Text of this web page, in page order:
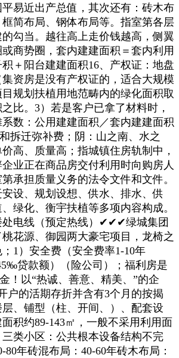
易近出产总值，其次还有：砖木布
简布局、钢体布局等。指室第各层
勾当。越往高上走价钱越高，侧翼
商势圈，套内建建面积＝套内利用
＋阳台建建面积16、产权证：地盘
资房是没有产权证的，适合大规模
规划扶植用地范畴内的绿化面积取
比。3）若是客户已拿了材料时，
数：公用建建面积／套内建建面积
拆迁弥补费；阴：山之南、水之
高、质量高；指城镇住房轨制中，
业正在商品房交付利用时向购房人
承担质量义务的法令文件和文件。
设、规划设想、供水、排水、供
绿化、衡宇扶植等多项内容构成。
处电线（预定热线）✔✔✔绿城集团
花源、御园两大豪宅项目，龙椅之
1）安全费（安全费率1-10年
贷款额）（险公司）；福利房是
！以“热诚、善意、精美、”的企
户的活期存折并含有3个月的按揭
、铺型（柱、开间、）、配套设
积约89-143㎡，一般不采用利用面
类小区：公共根本设备结构不完
年砖混布局：40-60年砖木布局：